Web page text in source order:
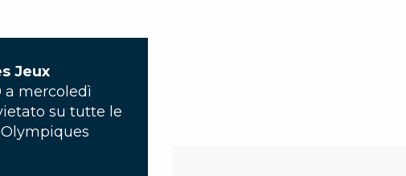
Jeux
a mercoledì
su tutte le